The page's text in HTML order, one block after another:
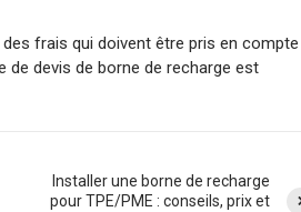
frais qui doivent être pris en compte
de devis de borne de recharge est
Installer une borne de recharge
pour TPE/PME : conseils, prix et